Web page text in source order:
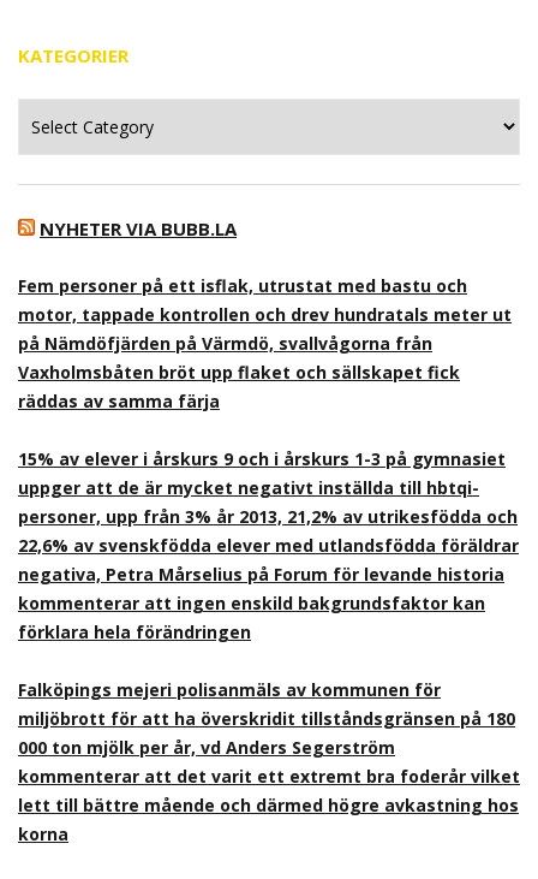
KATEGORIER
NYHETER VIA BUBB.LA
Fem personer på ett isflak, utrustat med bastu och
motor, tappade kontrollen och drev hundratals meter ut
på Nämdöfjärden på Värmdö, svallvågorna från
Vaxholmsbåten bröt upp flaket och sällskapet fick
räddas av samma färja
15% av elever i årskurs 9 och i årskurs 1-3 på gymnasiet
uppger att de är mycket negativt inställda till hbtqi-
personer, upp från 3% år 2013, 21,2% av utrikesfödda och
22,6% av svenskfödda elever med utlandsfödda föräldrar
negativa, Petra Mårselius på Forum för levande historia
kommenterar att ingen enskild bakgrundsfaktor kan
förklara hela förändringen
Falköpings mejeri polisanmäls av kommunen för
miljöbrott för att ha överskridit tillståndsgränsen på 180
000 ton mjölk per år, vd Anders Segerström
kommenterar att det varit ett extremt bra foderår vilket
lett till bättre mående och därmed högre avkastning hos
korna